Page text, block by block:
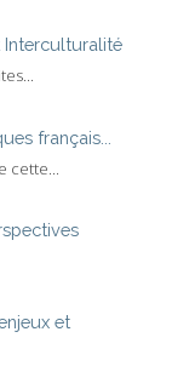
Interculturalité
français...
cette...
et